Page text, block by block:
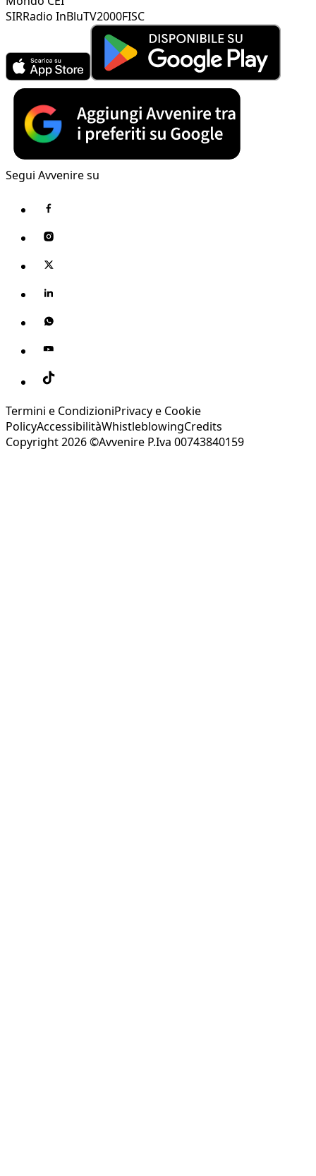
SIRRadio InBluTV2000FISC
Segui Avvenire su
Termini e CondizioniPrivacy e Cookie
PolicyAccessibilitàWhistleblowingCredits
Copyright 2026 ©Avvenire P.Iva 00743840159